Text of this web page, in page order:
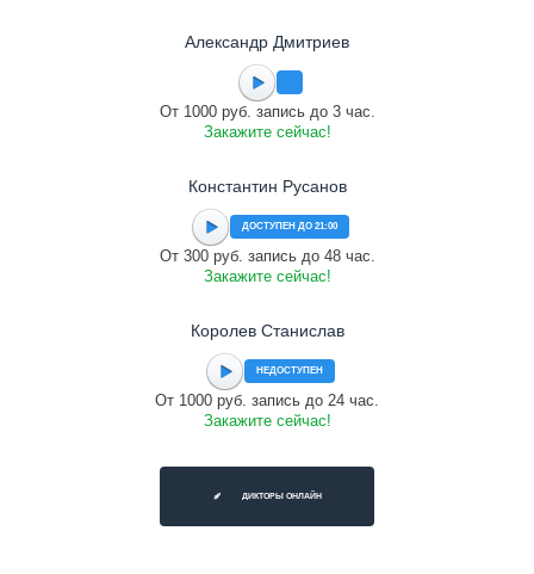
Александр Дмитриев
От 1000 руб. запись до 3 час.
Закажите сейчас!
Константин Русанов
ДОСТУПЕН ДО 21:00
От 300 руб. запись до 48 час.
Закажите сейчас!
Королев Станислав
НЕДОСТУПЕН
От 1000 руб. запись до 24 час.
Закажите сейчас!
ДИКТОРЫ ОНЛАЙН